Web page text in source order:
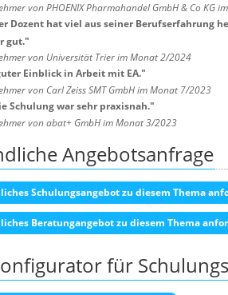
von PHOENIX Pharmahandel GmbH & Co KG
Dozent hat viel aus seiner Berufserfahrung
gut."
von Universität Trier im Monat 2/2024
Einblick in Arbeit mit EA."
von Carl Zeiss SMT GmbH im Monat 7/2023
Schulung war sehr praxisnah."
von abat+ GmbH im Monat 3/2023
Angebotsanfrage
Schulungsangebot zu diesem Thema
Beratungangebot zu diesem Thema
für